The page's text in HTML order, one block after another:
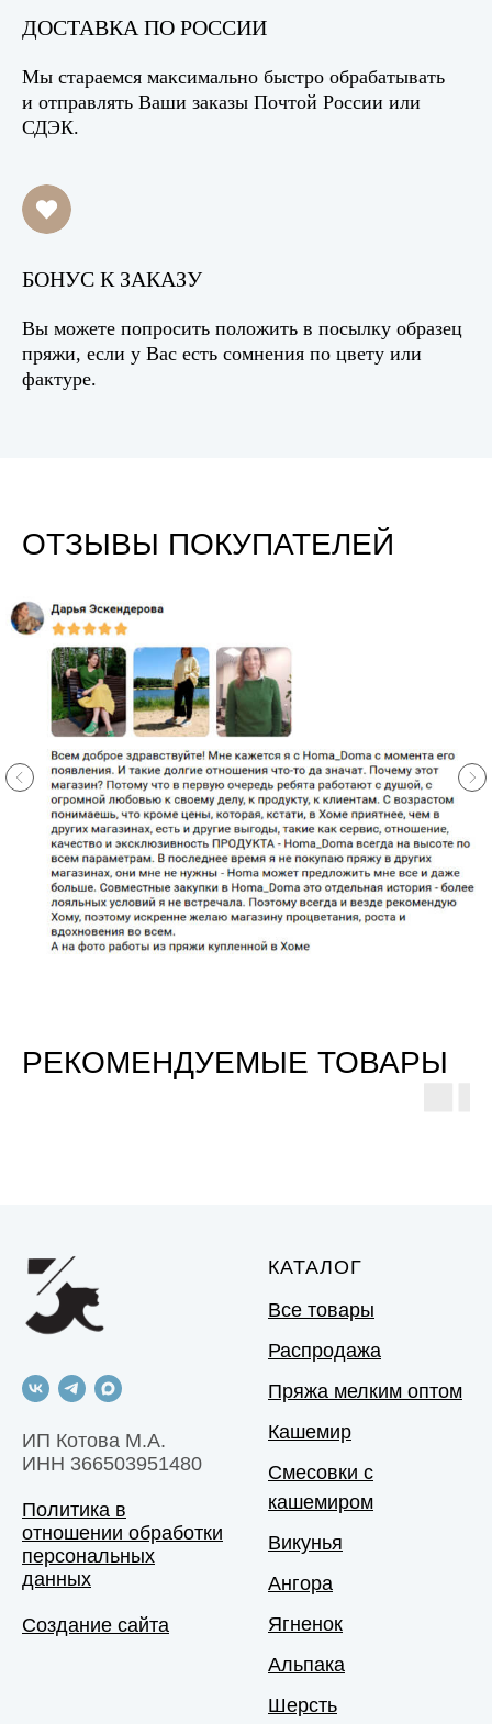
ДОСТАВКА ПО РОССИИ
Мы стараемся максимально быстро обрабатывать
и отправлять Ваши заказы Почтой России или
СДЭК.
БОНУС К ЗАКАЗУ
Вы можете попросить положить в посылку образец
пряжи, если у Вас есть сомнения по цвету или
фактуре.
ОТЗЫВЫ ПОКУПАТЕЛЕЙ
РЕКОМЕНДУЕМЫЕ ТОВАРЫ
ИП Котова М.А.
ИНН 366503951480
Политика в
отношении обработки
персональных
данных
Создание сайта
КАТАЛОГ
Все товары
Распродажа
Пряжа мелким оптом
Кашемир
Смесовки с
кашемиром
Викунья
Ангора
Ягненок
Альпака
Шерсть